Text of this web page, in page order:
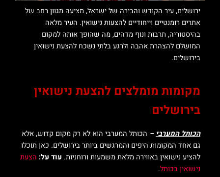
ירושלים, עיר הקודש והבירה של ישראל, מציעה מגוון רחב של
אתרים רומנטיים וייחודיים להצעות נישואין. העיר מלאה
בהיסטוריה, תרבות ונוף מדהים, מה שהופך אותה למקום
המושלם להצהרת אהבה ולרגע בלתי נשכח להצעת נישואין
בירושלים.
מקומות מומלצים להצעת נישואין
בירושלים
הכותל המערבי – הכותל המערבי הוא לא רק מקום קדוש, אלא
גם אחד המקומות היפים והמרגשים ביותר בירושלים. כאן תוכלו
להציע נישואין באווירה מלאת משמעות ורוחניות. עוד על: הצעת
נישואין בכותל.